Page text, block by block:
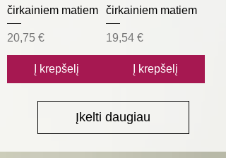
čirkainiem matiem
Kaina
20,75 €
Į krepšelį
čirkainiem matiem
Kaina
19,54 €
Į krepšelį
Įkelti daugiau